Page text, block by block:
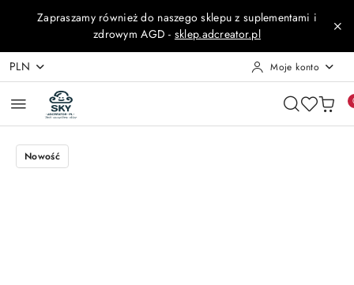
Przejdź do treści głównej
Przejdź do wyszukiwarki
Przejdź do moje konto
Przejdź do menu głównego
Przejdź do opisu produktu
Przejdź do stopki
Zapraszamy również do naszego sklepu z suplementami i
zdrowym AGD - sklep.adcreator.pl
PLN Moje konto
Nowość